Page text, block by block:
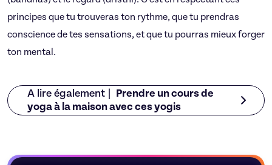
principes que tu trouveras ton rythme, que tu prendras
conscience de tes sensations, et que tu pourras mieux forger
ton mental.
A lire également |
Prendre un cours de
yoga à la maison avec ces yogis